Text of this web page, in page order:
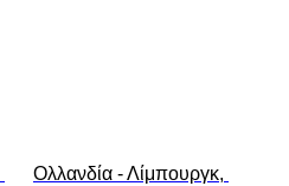
Ολλανδία - Λίμπουργκ,